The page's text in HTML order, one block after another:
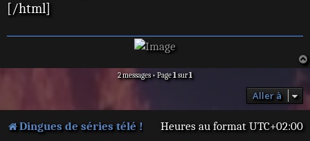
[/html]
2 messages • Page1sur1
Aller à
Dingues de séries télé ! Heures au format UTC+02:00